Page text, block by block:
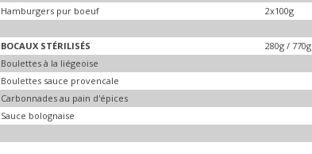
Hamburgers pur boeuf
2x100g
BOCAUX STÉRILISÉS 280g / 770g
Boulettes à la liégeoise
Boulettes sauce provencale
Carbonnades au pain d'épices
Sauce bolognaise